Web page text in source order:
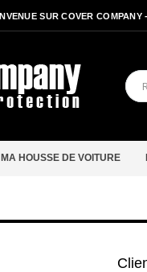
SUR COVER
HOUSSE DE VOITURE